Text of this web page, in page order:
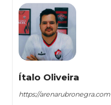
Ítalo Oliveira
https://arenarubronegra.com